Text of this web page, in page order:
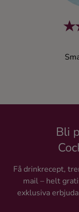
Bli
Få drinkrecept,
mail – helt
exklusiva